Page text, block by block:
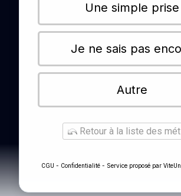
Une simple prise
Je ne sais pas
Autre
Retour à la liste des
CGU - Confidentialité - Service proposé par